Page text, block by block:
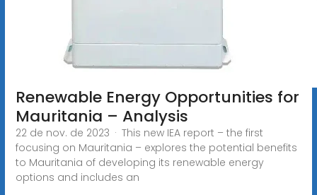
Renewable Energy Opportunities for
Mauritania – Analysis
22 de nov. de 2023 · This new IEA report – the first
focusing on Mauritania – explores the potential benefits
to Mauritania of developing its renewable energy
options and includes an